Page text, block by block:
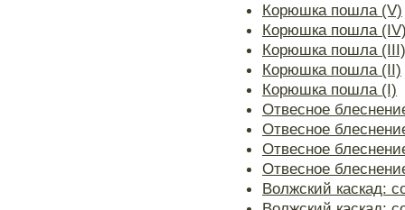
Корюшка пошла (V)
Корюшка пошла
Корюшка пошла (III)
Корюшка пошла (II)
Корюшка пошла (I)
Отвесное
Отвесное
Отвесное
Отвесное
Волжский каскад: